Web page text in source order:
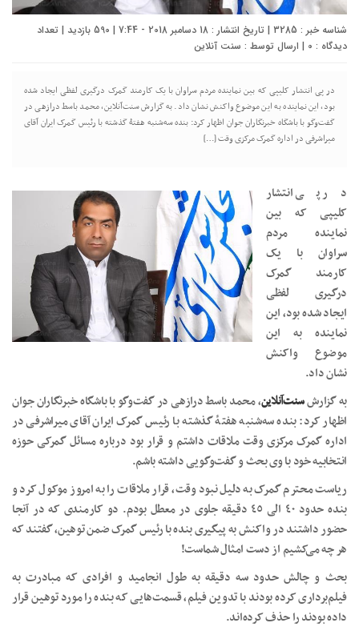
شناسه خبر : 3285 | تاریخ انتشار : 18 دسامبر 2018 - 7:44 | 590 بازدید | تعداد
دیدگاه : 0 | ارسال توسط : سنت آنلاین
در پی انتشار کلیپی که بین نماینده مردم سراوان با یک کارمند گمرک درگیری لفظی ایجاد شده
بود، این نماینده به این موضوع واکنش نشان داد. به گزارش سنت‌آنلاین، محمد باسط درازهی در
گفت‌وگو با باشگاه خبرنگاران جوان اظهار کرد: بنده سه‌شنبه هفتۀ گذشته با رئیس گمرک ایران آقای
میراشرفی در اداره گمرک مرکزی وقت […]
در پی انتشار
کلیپی که بین
نماینده مردم
سراوان با یک
کارمند گمرک
درگیری لفظی
ایجاد شده بود، این
نماینده به این
موضوع واکنش
نشان داد.
به گزارشسنت‌آنلاین، محمد باسط درازهی در گفت‌وگو با باشگاه خبرنگاران جوان
اظهار کرد: بنده سه‌شنبه هفتۀ گذشته با رئیس گمرک ایران آقای میراشرفی در
اداره گمرک مرکزی وقت ملاقات داشتم و قرار بود درباره مسائل گمرکی حوزه
انتخابیه خود با وی بحث و گفت‌وگویی داشته باشم.
ریاست محترم گمرک به دلیل نبود وقت، قرار ملاقات را به امروز موکول کرد و
بنده حدود ٤٠ الی ٤٥ دقیقه جلوی در معطل بودم. دو کارمندی که در آنجا
حضور داشتند در واکنش به پیگیری بنده با رئیس گمرک ضمن توهین، گفتند که
هر چه می‌کشیم از دست امثال شماست!
بحث و چالش حدود سه دقیقه به طول انجامید و افرادی که مبادرت به
فیلم‌برداری کرده بودند با تدوین فیلم، قسمت‌هایی که بنده را مورد توهین قرار
داده بودند را حذف کرده‌اند.